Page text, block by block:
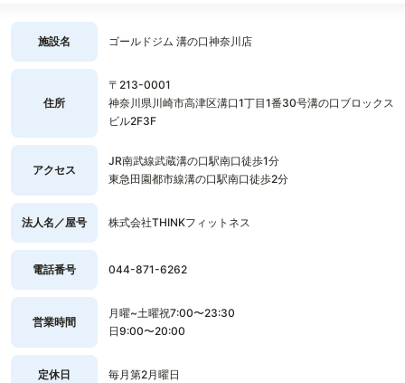
施設名 ゴールドジム 溝の口神奈川店
住所
〒213-0001
神奈川県川崎市高津区溝口1丁目1番30号溝の口ブロックス
ビル2F3F
アクセス
JR南武線武蔵溝の口駅南口徒歩1分
東急田園都市線溝の口駅南口徒歩2分
法人名／屋号 株式会社THINKフィットネス
電話番号 044-871-6262
営業時間
月曜~土曜祝7:00〜23:30
日9:00〜20:00
定休日 毎月第2月曜日